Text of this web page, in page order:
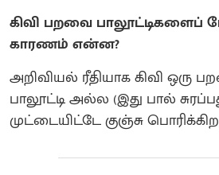
கிவி பறவை பாலூட்டிகளைப்
காரணம் என்ன?
அறிவியல் ரீதியாக கிவி ஒரு
பாலூட்டி அல்ல (இது பால்
முட்டையிட்டே குஞ்சு